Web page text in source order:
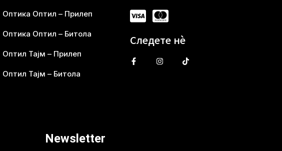
Оптика Оптил – Прилеп
Оптика Оптил – Битола
Оптил Тајм – Прилеп
Оптил Тајм – Битола
Следете нè
Newsletter